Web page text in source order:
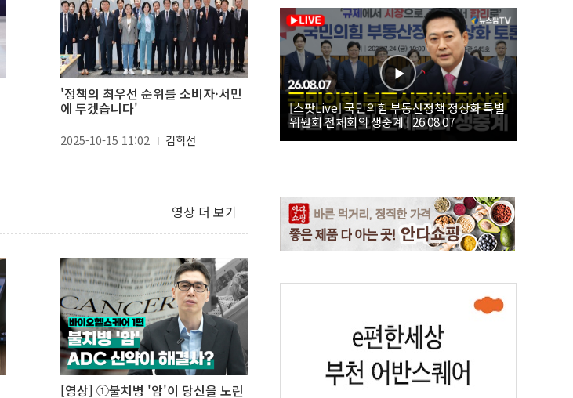
'정책의 최우선 순위를 소비자·서민
에 두겠습니다'
2025-10-15 11:02 김학선
영상 더 보기
[영상] ①불치병 '암'이 당신을 노린
[스팟Live] 국민의힘 부동산정책 정상화 특별
위원회 전체회의 생중계 | 26.08.07